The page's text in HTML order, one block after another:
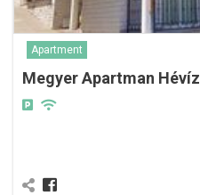
Apartment
Megyer Apartman Hévíz